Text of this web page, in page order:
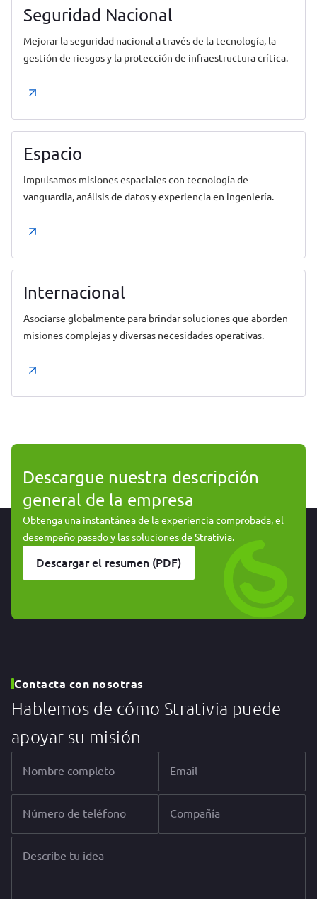
Seguridad Nacional
Mejorar la seguridad nacional a través de la tecnología, la
gestión de riesgos y la protección de infraestructura crítica.
Espacio
Impulsamos misiones espaciales con tecnología de
vanguardia, análisis de datos y experiencia en ingeniería.
Internacional
Asociarse globalmente para brindar soluciones que aborden
misiones complejas y diversas necesidades operativas.
Descargue nuestra descripción
general de la empresa
Obtenga una instantánea de la experiencia comprobada, el
desempeño pasado y las soluciones de Strativia.
Descargar el resumen (PDF)
Contacta con nosotras
Hablemos de cómo Strativia puede
apoyar su misión
Nombre completo Email
Número de teléfono Compañía
Describe tu idea